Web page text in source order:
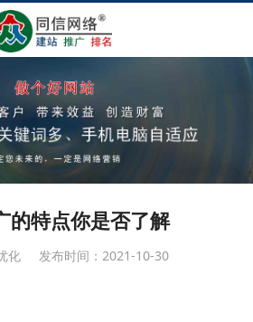
的特点你是否了解
化 发布时间：2021-10-30